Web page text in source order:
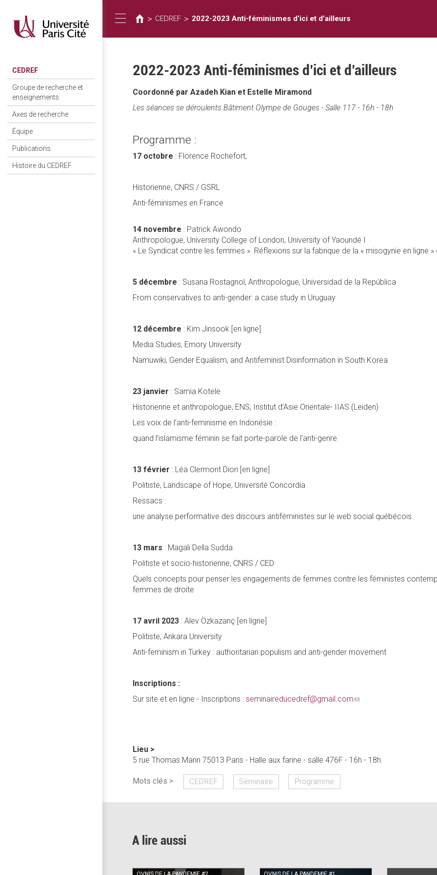
contenu
principal
CEDREF
Groupe de recherche et
enseignements
Axes de recherche
Équipe
Publications
Histoire du CEDREF
Toggle
navigation
êtes
ici
> CEDREF > 2022-2023 Anti-féminismes d’ici et d’ailleurs
2022-2023 Anti-féminismes d’ici et d’ailleurs
Coordonné par Azadeh Kian et Estelle Miramond
Les séances se déroulents Bâtiment Olympe de Gouges - Salle 117 - 16h - 18h
Programme :
17 octobre : Florence Rochefort,
Historienne, CNRS / GSRL
Anti-féminismes en France
14 novembre : Patrick Awondo
Anthropologue, University College of London, University of Yaoundé I
« Le Syndicat contre les femmes ». Réflexions sur la fabrique de la « misogynie en ligne »
5 décembre : Susana Rostagnol, Anthropologue, Universidad de la República
From conservatives to anti-gender: a case study in Uruguay
12 décembre : Kim Jinsook [en ligne]
Media Studies, Emory University
Namuwiki, Gender Equalism, and Antifeminist Disinformation in South Korea
23 janvier : Samia Kotele
Historienne et anthropologue, ENS, Institut d’Asie Orientale- IIAS (Leiden)
Les voix de l’anti-feminisme en Indonésie :
quand l’islamisme féminin se fait porte-parole de l’anti-genre
13 février : Léa Clermont Dion [en ligne]
Politiste, Landscape of Hope, Université Concordia
Ressacs :
une analyse performative des discours antiféministes sur le web social québécois
13 mars : Magali Della Sudda
Politiste et socio-historienne, CNRS / CED
Quels concepts pour penser les engagements de femmes contre les féministes
femmes de droite
17 avril 2023 : Alev Özkazanç [en ligne]
Politiste, Ankara University
Anti-feminism in Turkey : authoritarian populism and anti-gender movement
Inscriptions :
Sur site et en ligne - Inscriptions :seminaireducedref@gmail.com(link
Lieu >
5 rue Thomas Mann 75013 Paris - Halle aux farine - salle 476F - 16h - 18h
Mots clés > CEDREF Séminaire Programme
A lire aussi